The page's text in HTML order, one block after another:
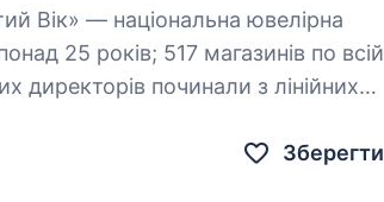
Зберегти